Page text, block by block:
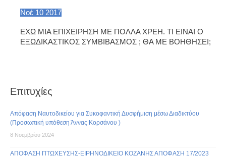
Νοέ 10 2017
ΕΧΩ ΜΙΑ ΕΠΙΧΕΙΡΗΣΗ ΜΕ ΠΟΛΛΑ ΧΡΕΗ. ΤΙ ΕΙΝΑΙ Ο
ΕΞΩΔΙΚΑΣΤΙΚΟΣ ΣΥΜΒΙΒΑΣΜΟΣ ; ΘΑ ΜΕ ΒΟΗΘΗΣΕΙ;
Επιτυχίες
Απόφαση Ναυτοδικείου για Συκοφαντική Δυσφήμιση μέσω Διαδικτύου
(Προσωπική υπόθεση Άννας Κορσάνου )
8 Νοεμβρίου 2024
ΑΠΟΦΑΣΗ ΠΤΩΧΕΥΣΗΣ-ΕΙΡΗΝΟΔΙΚΕΙΟ ΚΟΖΑΝΗΣ ΑΠΟΦΑΣΗ 17/2023